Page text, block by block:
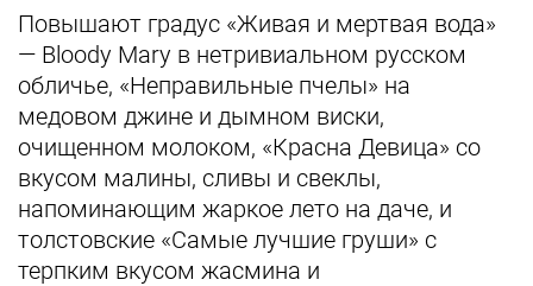
Повышают градус «Живая и мертвая вода»
— Bloody Mary в нетривиальном русском
обличье, «Неправильные пчелы» на
медовом джине и дымном виски,
очищенном молоком, «Красна Девица» со
вкусом малины, сливы и свеклы,
напоминающим жаркое лето на даче, и
толстовские «Самые лучшие груши» с
терпким вкусом жасмина и